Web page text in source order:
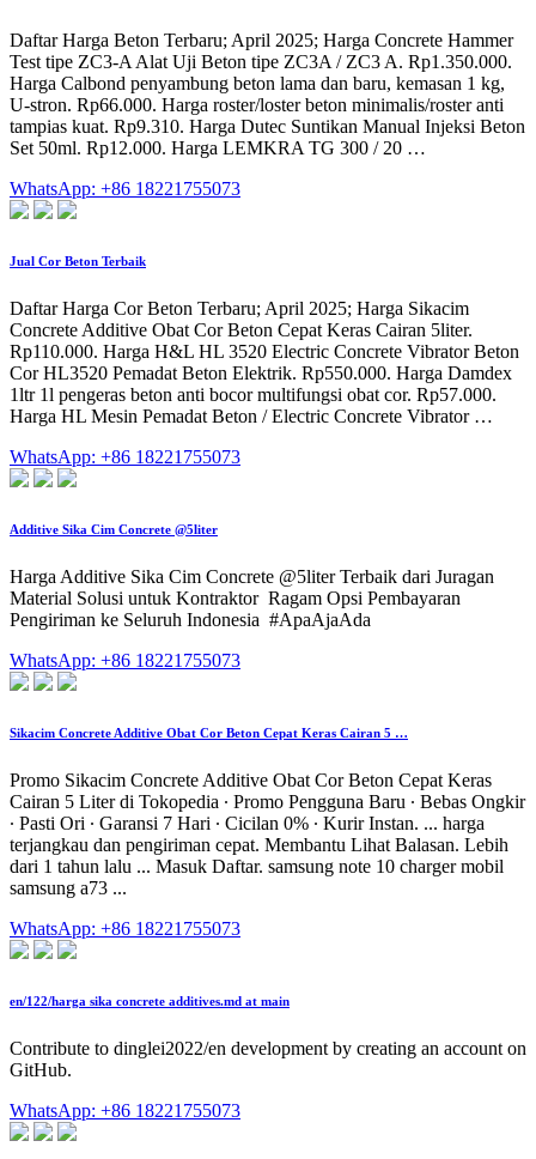
Daftar Harga Beton Terbaru; April 2025; Harga Concrete Hammer
Test tipe ZC3-A Alat Uji Beton tipe ZC3A / ZC3 A. Rp1.350.000.
Harga Calbond penyambung beton lama dan baru, kemasan 1 kg,
U-stron. Rp66.000. Harga roster/loster beton minimalis/roster anti
tampias kuat. Rp9.310. Harga Dutec Suntikan Manual Injeksi Beton
Set 50ml. Rp12.000. Harga LEMKRA TG 300 / 20 …
WhatsApp: +86 18221755073
Jual Cor Beton Terbaik
Daftar Harga Cor Beton Terbaru; April 2025; Harga Sikacim
Concrete Additive Obat Cor Beton Cepat Keras Cairan 5liter.
Rp110.000. Harga H&L HL 3520 Electric Concrete Vibrator Beton
Cor HL3520 Pemadat Beton Elektrik. Rp550.000. Harga Damdex
1ltr 1l pengeras beton anti bocor multifungsi obat cor. Rp57.000.
Harga HL Mesin Pemadat Beton / Electric Concrete Vibrator …
WhatsApp: +86 18221755073
Additive Sika Cim Concrete @5liter
Harga Additive Sika Cim Concrete @5liter Terbaik dari Juragan
Material ️Solusi untuk Kontraktor ️ Ragam Opsi Pembayaran ️
Pengiriman ke Seluruh Indonesia ️ #ApaAjaAda
WhatsApp: +86 18221755073
Sikacim Concrete Additive Obat Cor Beton Cepat Keras Cairan 5 …
Promo Sikacim Concrete Additive Obat Cor Beton Cepat Keras
Cairan 5 Liter di Tokopedia ∙ Promo Pengguna Baru ∙ Bebas Ongkir
∙ Pasti Ori ∙ Garansi 7 Hari ∙ Cicilan 0% ∙ Kurir Instan. ... harga
terjangkau dan pengiriman cepat. Membantu Lihat Balasan. Lebih
dari 1 tahun lalu ... Masuk Daftar. samsung note 10 charger mobil
samsung a73 ...
WhatsApp: +86 18221755073
en/122/harga sika concrete additives.md at main
Contribute to dinglei2022/en development by creating an account on
GitHub.
WhatsApp: +86 18221755073